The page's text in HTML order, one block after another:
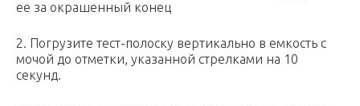
ее за окрашенный конец
2. Погрузите тест-полоску вертикально в емкость с
мочой до отметки, указанной стрелками на 10
секунд.